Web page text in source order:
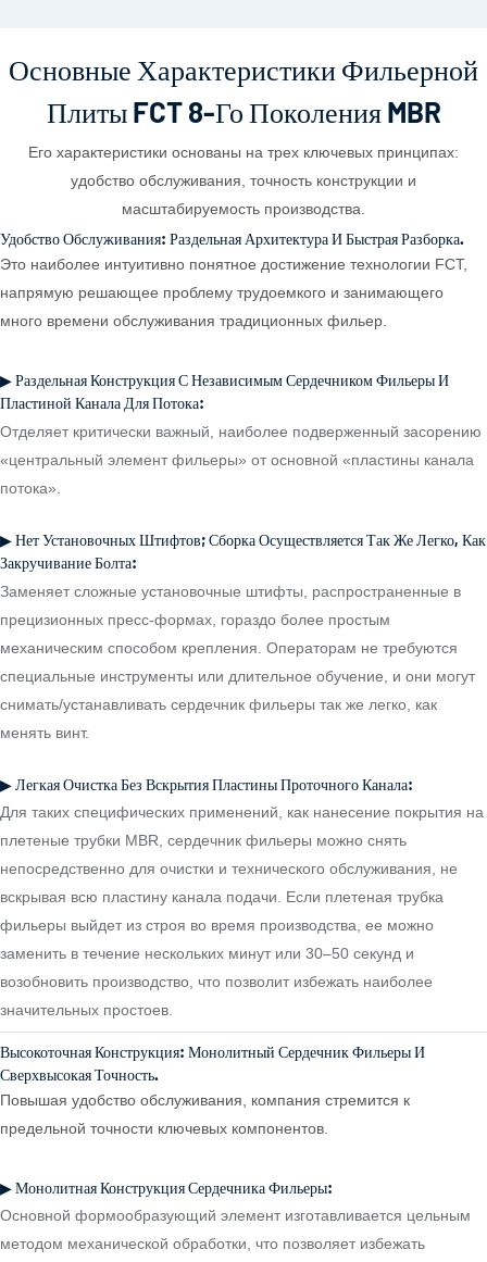
Основные Характеристики Фильерной
Плиты FCT 8-Го Поколения MBR
Его характеристики основаны на трех ключевых принципах:
удобство обслуживания, точность конструкции и
масштабируемость производства.
Удобство Обслуживания: Раздельная Архитектура И Быстрая Разборка.
Это наиболее интуитивно понятное достижение технологии FCT,
напрямую решающее проблему трудоемкого и занимающего
много времени обслуживания традиционных фильер.
▶ Раздельная Конструкция С Независимым Сердечником Фильеры И
Пластиной Канала Для Потока:
Отделяет критически важный, наиболее подверженный засорению
«центральный элемент фильеры» от основной «пластины канала
потока».
▶ Нет Установочных Штифтов; Сборка Осуществляется Так Же Легко, Как
Закручивание Болта:
Заменяет сложные установочные штифты, распространенные в
прецизионных пресс-формах, гораздо более простым
механическим способом крепления. Операторам не требуются
специальные инструменты или длительное обучение, и они могут
снимать/устанавливать сердечник фильеры так же легко, как
менять винт.
▶ Легкая Очистка Без Вскрытия Пластины Проточного Канала:
Для таких специфических применений, как нанесение покрытия на
плетеные трубки MBR, сердечник фильеры можно снять
непосредственно для очистки и технического обслуживания, не
вскрывая всю пластину канала подачи. Если плетеная трубка
фильеры выйдет из строя во время производства, ее можно
заменить в течение нескольких минут или 30–50 секунд и
возобновить производство, что позволит избежать наиболее
значительных простоев.
Высокоточная Конструкция: Монолитный Сердечник Фильеры И
Сверхвысокая Точность.
Повышая удобство обслуживания, компания стремится к
предельной точности ключевых компонентов.
▶ Монолитная Конструкция Сердечника Фильеры:
Основной формообразующий элемент изготавливается цельным
методом механической обработки, что позволяет избежать